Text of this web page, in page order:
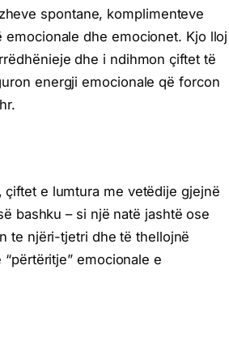
spontane, komplimenteve
dhe emocionet. Kjo lloj
dhe i ndihmon çiftet të
energji emocionale që forcon
e lumtura me vetëdije gjejnë
bashku – si një natë jashtë ose
te njëri-tjetri dhe të thellojnë
emocionale e